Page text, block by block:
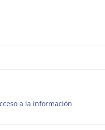
a la información